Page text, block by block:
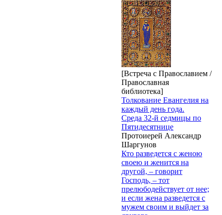
[Встреча с Православием /
Православная
библиотека]
Толкование Евангелия на
каждый день года.
Среда 32-й седмицы по
Пятидесятнице
Протоиерей Александр
Шаргунов
Кто разведется с женою
своею и женится на
другой, – говорит
Господь, – тот
прелюбодействует от нее;
и если жена разведется с
мужем своим и выйдет за